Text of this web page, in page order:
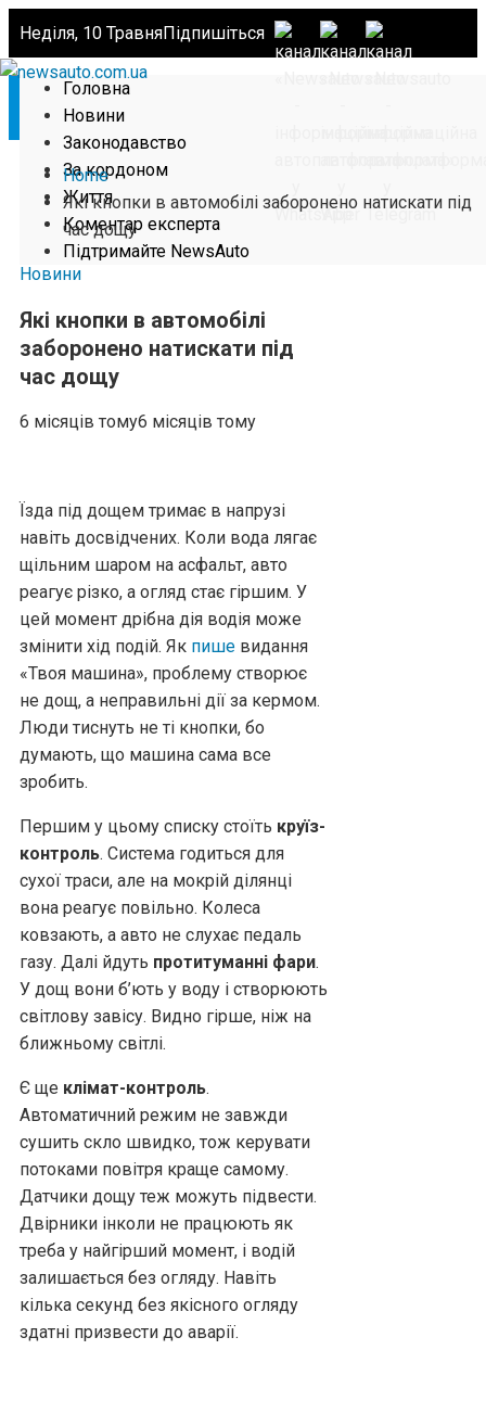
Неділя, 10 ТравняПідпишіться
Головна
Новини
Законодавство
За кордоном
Життя
Коментар експерта
Підтримайте NewsAuto
Home
Які кнопки в автомобілі заборонено натискати під
час дощу
Новини
Які кнопки в автомобілі
заборонено натискати під
час дощу
6 місяців тому6 місяців тому
Їзда під дощем тримає в напрузі
навіть досвідчених. Коли вода лягає
щільним шаром на асфальт, авто
реагує різко, а огляд стає гіршим. У
цей момент дрібна дія водія може
змінити хід подій. Як пише видання
«Твоя машина», проблему створює
не дощ, а неправильні дії за кермом.
Люди тиснуть не ті кнопки, бо
думають, що машина сама все
зробить.
Першим у цьому списку стоїть круїз-
контроль. Система годиться для
сухої траси, але на мокрій ділянці
вона реагує повільно. Колеса
ковзають, а авто не слухає педаль
газу. Далі йдуть протитуманні фари.
У дощ вони б’ють у воду і створюють
світлову завісу. Видно гірше, ніж на
ближньому світлі.
Є ще клімат-контроль.
Автоматичний режим не завжди
сушить скло швидко, тож керувати
потоками повітря краще самому.
Датчики дощу теж можуть підвести.
Двірники інколи не працюють як
треба у найгірший момент, і водій
залишається без огляду. Навіть
кілька секунд без якісного огляду
здатні призвести до аварії.